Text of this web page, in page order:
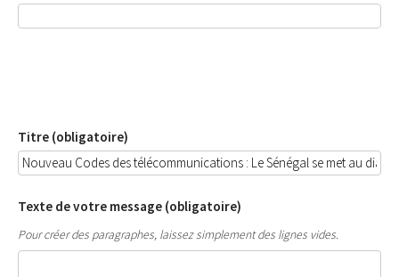
Titre (obligatoire)
Texte de votre message (obligatoire)
Pour créer des paragraphes, laissez simplement des lignes vides.